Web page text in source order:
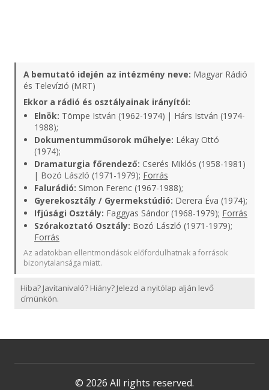
A bemutató idején az intézmény neve: Magyar Rádió
és Televízió (MRT)
Ekkor a rádió és osztályainak irányítói:
Elnök: Tömpe István (1962-1974) | Hárs István (1974-
1988);
Dokumentumműsorok műhelye: Lékay Ottó
(1974);
Dramaturgia főrendező: Cserés Miklós (1958-1981)
| Bozó László (1971-1979); Forrás
Falurádió: Simon Ferenc (1967-1988);
Gyerekosztály / Gyermekstúdió: Derera Éva (1974);
Ifjúsági Osztály: Faggyas Sándor (1968-1979); Forrás
Szórakoztató Osztály: Bozó László (1971-1979);
Forrás
Az adatokban ellentmondások előfordulhatnak a források
bizonytalansága miatt.
Hiba? Javítanivaló? Hiány? Jelezd a nyitólap alján levő
címünkön.
© 2026 All rights reserved.